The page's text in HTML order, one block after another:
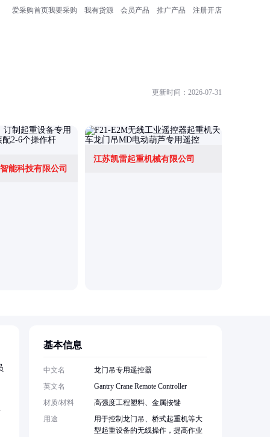
爱采购首页我要采购 我有货源 会员产品 推广产品 注册开店
更新时间：2026-07-31
能科技有限公司
江苏凯雷起重机械有限公司
基本信息
中文名
龙门吊专用遥控器
英文名
Gantry Crane Remote Controller
材质/材料
高强度工程塑料、金属按键
用途
用于控制龙门吊、桥式起重机等大
型起重设备的无线操作，提高作业